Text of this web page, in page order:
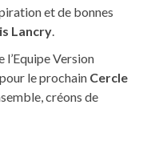
et de bonnes
Lancry
l’Equipe Version
le prochain Cercle
créons de